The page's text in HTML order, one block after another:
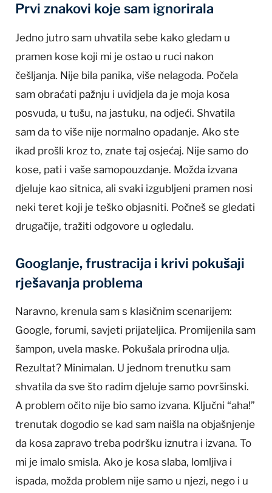
Prvi znakovi koje sam ignorirala
Jedno jutro sam uhvatila sebe kako gledam u
pramen kose koji mi je ostao u ruci nakon
češljanja. Nije bila panika, više nelagoda. Počela
sam obraćati pažnju i uvidjela da je moja kosa
posvuda, u tušu, na jastuku, na odjeći. Shvatila
sam da to više nije normalno opadanje. Ako ste
ikad prošli kroz to, znate taj osjećaj. Nije samo do
kose, pati i vaše samopouzdanje. Možda izvana
djeluje kao sitnica, ali svaki izgubljeni pramen nosi
neki teret koji je teško objasniti. Počneš se gledati
drugačije, tražiti odgovore u ogledalu.
Googlanje, frustracija i krivi pokušaji
rješavanja problema
Naravno, krenula sam s klasičnim scenarijem:
Google, forumi, savjeti prijateljica. Promijenila sam
šampon, uvela maske. Pokušala prirodna ulja.
Rezultat? Minimalan. U jednom trenutku sam
shvatila da sve što radim djeluje samo površinski.
A problem očito nije bio samo izvana. Ključni “aha!”
trenutak dogodio se kad sam naišla na objašnjenje
da kosa zapravo treba podršku iznutra i izvana. To
mi je imalo smisla. Ako je kosa slaba, lomljiva i
ispada, možda problem nije samo u njezi, nego i u